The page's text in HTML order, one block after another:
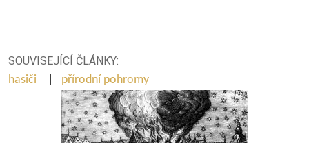
SOUVISEJÍCÍ ČLÁNKY:
hasiči
přírodní pohromy